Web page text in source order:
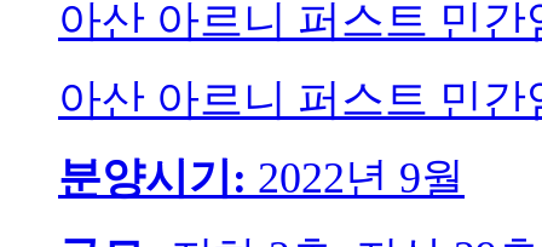
아산 아르니 퍼스트 민간
아산 아르니 퍼스트 민간
분양시기: 2022년 9월